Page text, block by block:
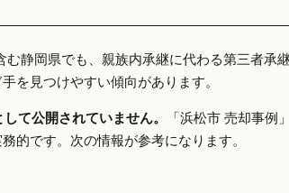
岡県でも、親族内承継に代わる第三者承
を見つけやすい傾向があります。
て公開されていません。
「浜松市 売却事例
的です。次の情報が参考になります。